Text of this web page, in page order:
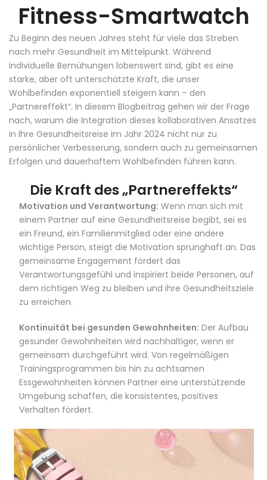
Fitness-Smartwatch
Zu Beginn des neuen Jahres steht für viele das Streben
nach mehr Gesundheit im Mittelpunkt. Während
individuelle Bemühungen lobenswert sind, gibt es eine
starke, aber oft unterschätzte Kraft, die unser
Wohlbefinden exponentiell steigern kann – den
„Partnereffekt“. In diesem Blogbeitrag gehen wir der Frage
nach, warum die Integration dieses kollaborativen Ansatzes
in Ihre Gesundheitsreise im Jahr 2024 nicht nur zu
persönlicher Verbesserung, sondern auch zu gemeinsamen
Erfolgen und dauerhaftem Wohlbefinden führen kann.
Die Kraft des „Partnereffekts“
Motivation und Verantwortung: Wenn man sich mit
einem Partner auf eine Gesundheitsreise begibt, sei es
ein Freund, ein Familienmitglied oder eine andere
wichtige Person, steigt die Motivation sprunghaft an. Das
gemeinsame Engagement fördert das
Verantwortungsgefühl und inspiriert beide Personen, auf
dem richtigen Weg zu bleiben und ihre Gesundheitsziele
zu erreichen.
Kontinuität bei gesunden Gewohnheiten: Der Aufbau
gesunder Gewohnheiten wird nachhaltiger, wenn er
gemeinsam durchgeführt wird. Von regelmäßigen
Trainingsprogrammen bis hin zu achtsamen
Essgewohnheiten können Partner eine unterstützende
Umgebung schaffen, die konsistentes, positives
Verhalten fördert.